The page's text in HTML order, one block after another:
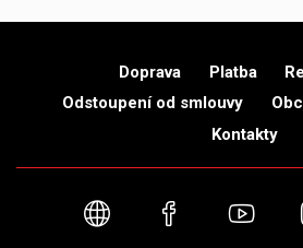
Doprava Platba
Odstoupení od smlouvy
Kontakty
Webové stránky
Facebook